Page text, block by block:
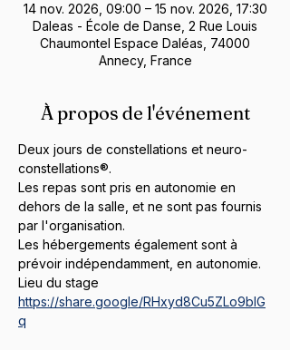
14 nov. 2026, 09:00 – 15 nov. 2026, 17:30
Daleas - École de Danse, 2 Rue Louis
Chaumontel Espace Daléas, 74000
Annecy, France
À propos de l'événement
Deux jours de constellations et neuro-
constellations®.
Les repas sont pris en autonomie en
dehors de la salle, et ne sont pas fournis
par l'organisation.
Les hébergements également sont à
prévoir indépendamment, en autonomie.
Lieu du stage
https://share.google/RHxyd8Cu5ZLo9bIG
q